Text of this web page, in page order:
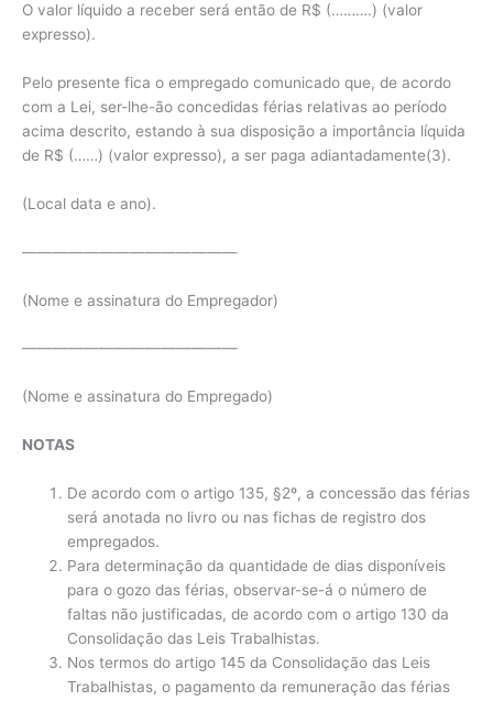
O valor líquido a receber será então de R$ (……….) (valor
expresso).
Pelo presente fica o empregado comunicado que, de acordo
com a Lei, ser-lhe-ão concedidas férias relativas ao período
acima descrito, estando à sua disposição a importância líquida
de R$ (……) (valor expresso), a ser paga adiantadamente(3).
(Local data e ano).
——————————————
(Nome e assinatura do Empregador)
——————————————
(Nome e assinatura do Empregado)
NOTAS
De acordo com o artigo 135, §2º, a concessão das férias
será anotada no livro ou nas fichas de registro dos
empregados.
Para determinação da quantidade de dias disponíveis
para o gozo das férias, observar-se-á o número de
faltas não justificadas, de acordo com o artigo 130 da
Consolidação das Leis Trabalhistas.
Nos termos do artigo 145 da Consolidação das Leis
Trabalhistas, o pagamento da remuneração das férias